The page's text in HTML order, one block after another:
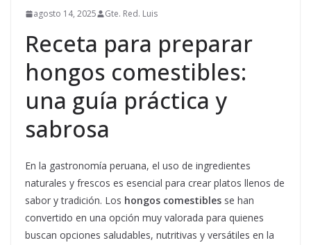
agosto 14, 2025 Gte. Red. Luis
Receta para preparar
hongos comestibles:
una guía práctica y
sabrosa
En la gastronomía peruana, el uso de ingredientes
naturales y frescos es esencial para crear platos llenos de
sabor y tradición. Los hongos comestibles se han
convertido en una opción muy valorada para quienes
buscan opciones saludables, nutritivas y versátiles en la